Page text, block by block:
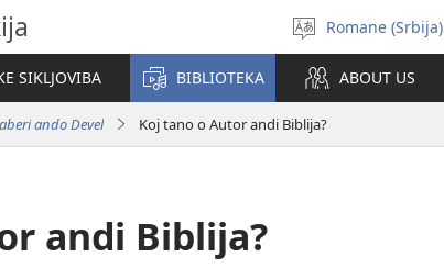
Birin
i
čhib
Romane (Srbija)
SIKLJOVIBA BIBLIOTEKA ABOUT US
ando Devel Koj tano o Autor andi Biblija?
andi Biblija?